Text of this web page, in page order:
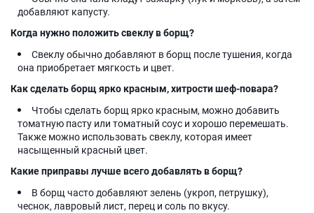
добавляют капусту.
Когда нужно положить свеклу в борщ?
Свеклу обычно добавляют в борщ после тушения, когда
она приобретает мягкость и цвет.
Как сделать борщ ярко красным, хитрости шеф-повара?
Чтобы сделать борщ ярко красным, можно добавить
томатную пасту или томатный соус и хорошо перемешать.
Также можно использовать свеклу, которая имеет
насыщенный красный цвет.
Какие приправы лучше всего добавлять в борщ?
В борщ часто добавляют зелень (укроп, петрушку),
чеснок, лавровый лист, перец и соль по вкусу.